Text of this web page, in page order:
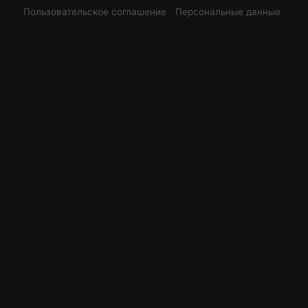
Пользовательское соглашение Персональные данные